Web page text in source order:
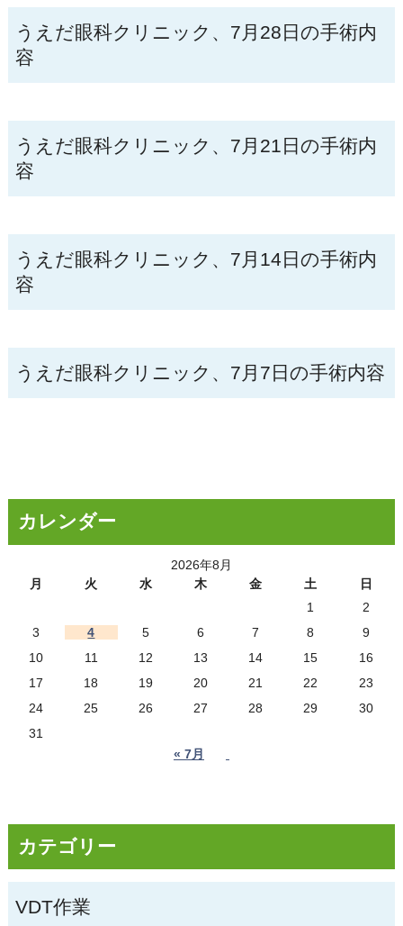
うえだ眼科クリニック、7月28日の手術内
容
うえだ眼科クリニック、7月21日の手術内
容
うえだ眼科クリニック、7月14日の手術内
容
うえだ眼科クリニック、7月7日の手術内容
カレンダー
2026年8月
月
火 水 木 金 土
日
1
2
3
4 5 6 7 8
9
10
11 12 13 14 15
16
17
18 19 20 21 22
23
24
25 26 27 28 29
30
31
« 7月
カテゴリー
VDT作業